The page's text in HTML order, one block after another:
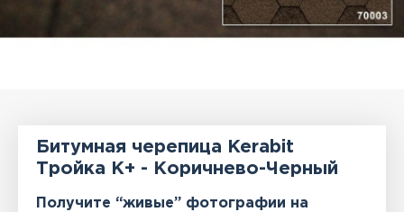
Битумная черепица Kerabit
Тройка K+ - Коричнево-Черный
Получите “живые” фотографии на